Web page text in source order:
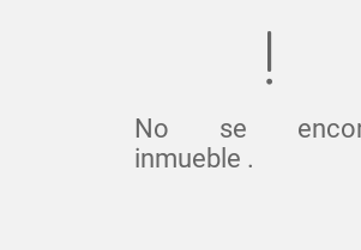
No se
inmueble .